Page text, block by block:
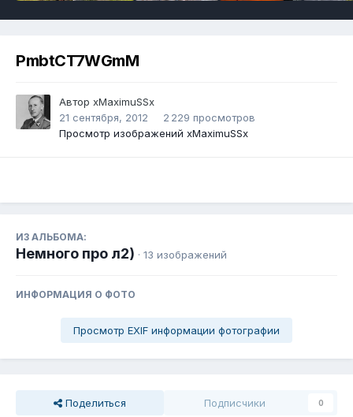
PmbtCT7WGmM
Автор xMaximuSSx
21 сентября, 2012
2 229 просмотров
Просмотр изображений xMaximuSSx
ИЗ АЛЬБОМА:
Немного про л2) · 13 изображений
ИНФОРМАЦИЯ О ФОТО
Просмотр EXIF информации фотографии
Поделиться Подписчики 0